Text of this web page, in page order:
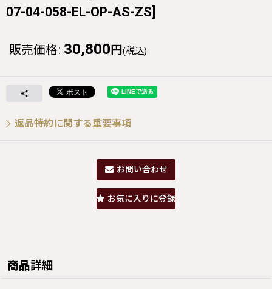
07-04-058-EL-OP-AS-ZS]
販売価格: 30,800 円 (税込)
返品特約に関する重要事項
お問い合わせ
お気に入りに登録
商品詳細